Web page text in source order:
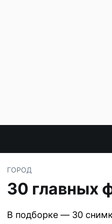
ГОРОД
30 главных
В подборке — 30